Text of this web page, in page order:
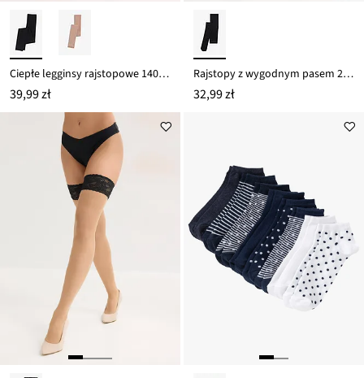
Ciepłe legginsy rajstopowe 140 DEN
39,99 zł
Rajstopy z wygodnym pasem 20 DEN
32,99 zł